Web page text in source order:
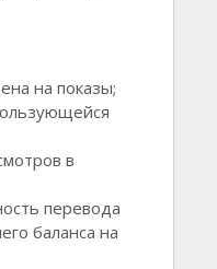
на показы;
в
перевода
баланса на